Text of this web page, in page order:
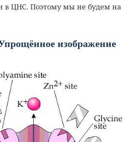
в ЦНС. Поэтому мы не будем на
изображение